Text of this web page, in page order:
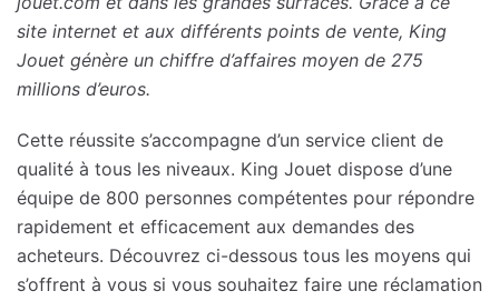
site internet et aux différents points de vente, King
Jouet génère un chiffre d’affaires moyen de 275
millions d’euros.
Cette réussite s’accompagne d’un service client de
qualité à tous les niveaux. King Jouet dispose d’une
équipe de 800 personnes compétentes pour répondre
rapidement et efficacement aux demandes des
acheteurs. Découvrez ci-dessous tous les moyens qui
s’offrent à vous si vous souhaitez faire une réclamation